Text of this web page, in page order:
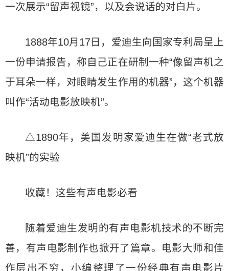
一次展示“留声视镜”，以及会说话的对白片。
1888年10月17日，爱迪生向国家专利局呈上
一份申请报告，称自己正在研制一种“像留声机之
于耳朵一样，对眼睛发生作用的机器”，这个机器
叫作“活动电影放映机”。
△1890年，美国发明家爱迪生在做“老式放
映机”的实验
收藏！这些有声电影必看
随着爱迪生发明的有声电影机技术的不断完
善，有声电影制作也掀开了篇章。电影大师和佳
作层出不穷，小编整理了一份经典有声电影片